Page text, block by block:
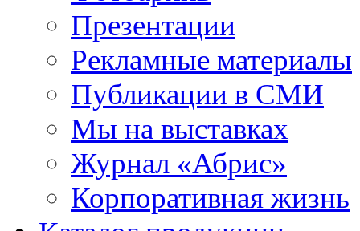
Презентации
Рекламные материалы
Публикации в СМИ
Мы на выставках
Журнал «Абрис»
Корпоративная жизнь